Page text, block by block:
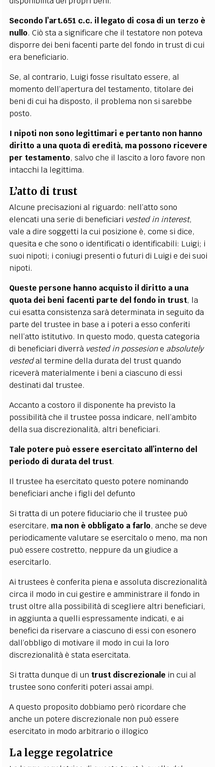
Secondo l’art.651 c.c. il legato di cosa di un terzo è
nullo. Ciò sta a significare che il testatore non poteva
disporre dei beni facenti parte del fondo in trust di cui
era beneficiario.
Se, al contrario, Luigi fosse risultato essere, al
momento dell’apertura del testamento, titolare dei
beni di cui ha disposto, il problema non si sarebbe
posto.
I nipoti non sono legittimari e pertanto non hanno
diritto a una quota di eredità, ma possono ricevere
per testamento, salvo che il lascito a loro favore non
intacchi la legittima.
L’atto di trust
Alcune precisazioni al riguardo: nell’atto sono
elencati una serie di beneficiari vested in interest,
vale a dire soggetti la cui posizione è, come si dice,
quesita e che sono o identificati o identificabili: Luigi; i
suoi nipoti; i coniugi presenti o futuri di Luigi e dei suoi
nipoti.
Queste persone hanno acquisto il diritto a una
quota dei beni facenti parte del fondo in trust, la
cui esatta consistenza sarà determinata in seguito da
parte del trustee in base a i poteri a esso conferiti
nell’atto istitutivo. In questo modo, questa categoria
di beneficiari diverrà vested in possesione absolutely
vestedal termine della durata del trust quando
riceverà materialmente i beni a ciascuno di essi
destinati dal trustee.
Accanto a costoro il disponente ha previsto la
possibilità che il trustee possa indicare, nell’ambito
della sua discrezionalità, altri beneficiari.
Tale potere può essere esercitato all’interno del
periodo di durata del trust.
Il trustee ha esercitato questo potere nominando
beneficiari anche i figli del defunto
Si tratta di un potere fiduciario che il trustee può
esercitare, ma non è obbligato a farlo, anche se deve
periodicamente valutare se esercitalo o meno, ma non
può essere costretto, neppure da un giudice a
esercitarlo.
Ai trustees è conferita piena e assoluta discrezionalità
circa il modo in cui gestire e amministrare il fondo in
trust oltre alla possibilità di scegliere altri beneficiari,
in aggiunta a quelli espressamente indicati, e ai
benefici da riservare a ciascuno di essi con esonero
dall’obbligo di motivare il modo in cui la loro
discrezionalità è stata esercitata.
Si tratta dunque di un trust discrezionale in cui al
trustee sono conferiti poteri assai ampi.
A questo proposito dobbiamo però ricordare che
anche un potere discrezionale non può essere
esercitato in modo arbitrario o illogico
La legge regolatrice